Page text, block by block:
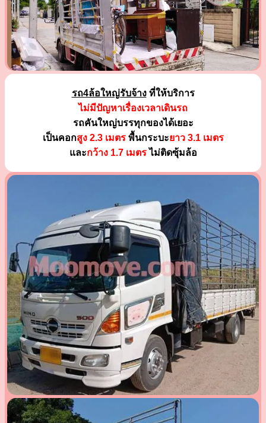
รถ4ล้อใหญ่รับจ้างที่ให้บริการ
ไม่มีปัญหาเรื่องเวลาเดินรถ
รถคันใหญ่บรรทุกของได้เยอะ
เป็นคอกสูง 2.3 เมตรพื้นกระบะยาว 3.1 เมตร
และกว้าง 1.7 เมตรไม่ติดซุ้มล้อ